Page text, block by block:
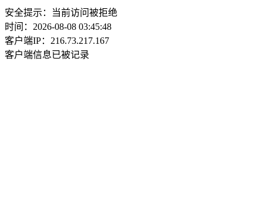
安全提示：当前访问被拒绝
时间：2026-08-08 03:45:48
客户端IP：216.73.217.167
客户端信息已被记录